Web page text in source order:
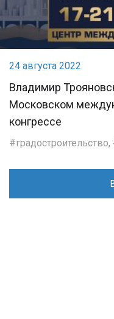
24 августа 2022
Владимир
Московском
конгрессе
градостроительство,